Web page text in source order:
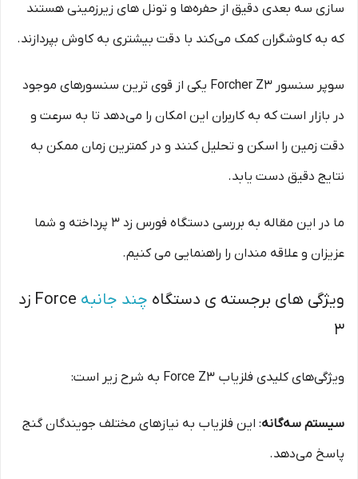
سازی سه‌ بعدی دقیق از حفره‌ها و تونل‌ های زیرزمینی هستند
که به کاوشگران کمک می‌کند با دقت بیشتری به کاوش بپردازند.
سوپر سنسور Forcher Z3 یکی از قوی ترین سنسورهای موجود
در بازار است که به کاربران این امکان را می‌دهد تا به سرعت و
دقت زمین را اسکن و تحلیل کنند و در کمترین زمان ممکن به
نتایج دقیق دست یابد.
ما در این مقاله به بررسی دستگاه فورس زد ۳ پرداخته و شما
عزیزان و علاقه مندان را راهنمایی می کنیم.
ویژگی های برجسته ی دستگاه چند جانبه
Force زد
3
ویژگی‌های کلیدی فلزیاب Force Z3 به شرح زیر است:
سیستم سه‌گانه: این فلزیاب به نیازهای مختلف جویندگان گنج
پاسخ می‌دهد.